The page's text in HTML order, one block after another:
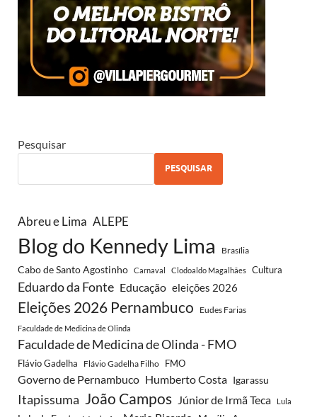
Pesquisar
PESQUISAR
Abreu e Lima ALEPE
Blog do Kennedy Lima Brasília
Cabo de Santo Agostinho Carnaval Clodoaldo Magalhães Cultura
Eduardo da Fonte Educação eleições 2026
Eleições 2026 Pernambuco Eudes Farias
Faculdade de Medicina de Olinda
Faculdade de Medicina de Olinda - FMO
Flávio Gadelha Flávio Gadelha Filho FMO
Governo de Pernambuco Humberto Costa Igarassu
Itapissuma João Campos Júnior de Irmã Teca Lula